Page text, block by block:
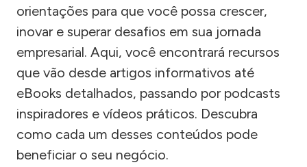
orientações para que você possa crescer,
inovar e superar desafios em sua jornada
empresarial. Aqui, você encontrará recursos
que vão desde artigos informativos até
eBooks detalhados, passando por podcasts
inspiradores e vídeos práticos. Descubra
como cada um desses conteúdos pode
beneficiar o seu negócio.